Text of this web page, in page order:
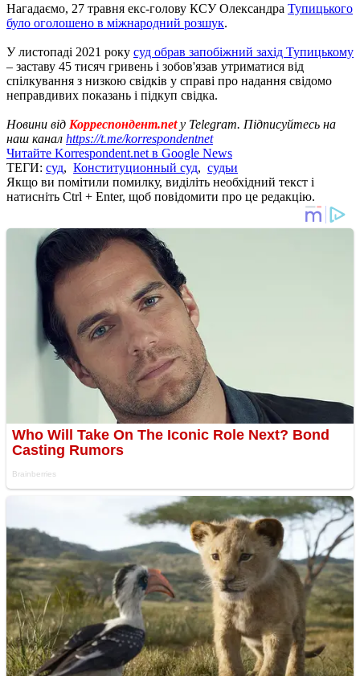
Нагадаємо, 27 травня екс-голову КСУ Олександра Тупицького
було оголошено в міжнародний розшук.
У листопаді 2021 року суд обрав запобіжний захід Тупицькому
– заставу 45 тисяч гривень і зобов'язав утриматися від
спілкування з низкою свідків у справі про надання свідомо
неправдивих показань і підкуп свідка.
Новини від Корреспондент.netу Telegram. Підписуйтесь на
наш канал https://t.me/korrespondentnet
Читайте Korrespondent.net в Google News
ТЕГИ: суд, Конституционный суд, судьи
Якщо ви помітили помилку, виділіть необхідний текст і
натисніть Ctrl + Enter, щоб повідомити про це редакцію.